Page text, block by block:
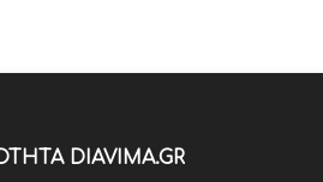
DIAVIMA.GR